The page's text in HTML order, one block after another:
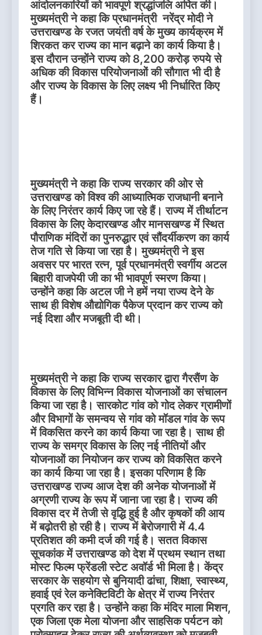
आंदोलनकारियों को भावपूर्ण श्रद्धांजलि अर्पित की।
मुख्यमंत्री ने कहा कि प्रधानमंत्री नरेंद्र मोदी ने
उत्तराखण्ड के रजत जयंती वर्ष के मुख्य कार्यक्रम में
शिरकत कर राज्य का मान बढ़ाने का कार्य किया है।
इस दौरान उन्होंने राज्य को 8,200 करोड़ रुपये से
अधिक की विकास परियोजनाओं की सौगात भी दी है
और राज्य के विकास के लिए लक्ष्य भी निर्धारित किए
हैं।
मुख्यमंत्री ने कहा कि राज्य सरकार की ओर से
उत्तराखण्ड को विश्व की आध्यात्मिक राजधानी बनाने
के लिए निरंतर कार्य किए जा रहे हैं। राज्य में तीर्थाटन
विकास के लिए केदारखण्ड और मानसखण्ड में स्थित
पौराणिक मंदिरों का पुनरुद्धार एवं सौंदर्यीकरण का कार्य
तेज गति से किया जा रहा है। मुख्यमंत्री ने इस
अवसर पर भारत रत्न, पूर्व प्रधानमंत्री स्वर्गीय अटल
बिहारी वाजपेयी जी का भी भावपूर्ण स्मरण किया।
उन्होंने कहा कि अटल जी ने हमें नया राज्य देने के
साथ ही विशेष औद्योगिक पैकेज प्रदान कर राज्य को
नई दिशा और मजबूती दी थी।
मुख्यमंत्री ने कहा कि राज्य सरकार द्वारा गैरसैंण के
विकास के लिए विभिन्न विकास योजनाओं का संचालन
किया जा रहा है। सारकोट गांव को गोद लेकर ग्रामीणों
और विभागों के समन्वय से गांव को मॉडल गांव के रूप
में विकसित करने का कार्य किया जा रहा है। साथ ही
राज्य के समग्र विकास के लिए नई नीतियों और
योजनाओं का नियोजन कर राज्य को विकसित करने
का कार्य किया जा रहा है। इसका परिणाम है कि
उत्तराखण्ड राज्य आज देश की अनेक योजनाओं में
अग्रणी राज्य के रूप में जाना जा रहा है। राज्य की
विकास दर में तेजी से वृद्धि हुई है और कृषकों की आय
में बढ़ोतरी हो रही है। राज्य में बेरोजगारी में 4.4
प्रतिशत की कमी दर्ज की गई है। सतत विकास
सूचकांक में उत्तराखण्ड को देश में प्रथम स्थान तथा
मोस्ट फिल्म फ्रेंडली स्टेट अवॉर्ड भी मिला है। केंद्र
सरकार के सहयोग से बुनियादी ढांचा, शिक्षा, स्वास्थ्य,
हवाई एवं रेल कनेक्टिविटी के क्षेत्र में राज्य निरंतर
प्रगति कर रहा है। उन्होंने कहा कि मंदिर माला मिशन,
एक जिला एक मेला योजना और साहसिक पर्यटन को